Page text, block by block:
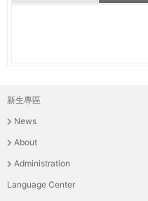
培
養
具
國
移
r
e
主
選
單
新生專區
News
About
Administration
Language Center